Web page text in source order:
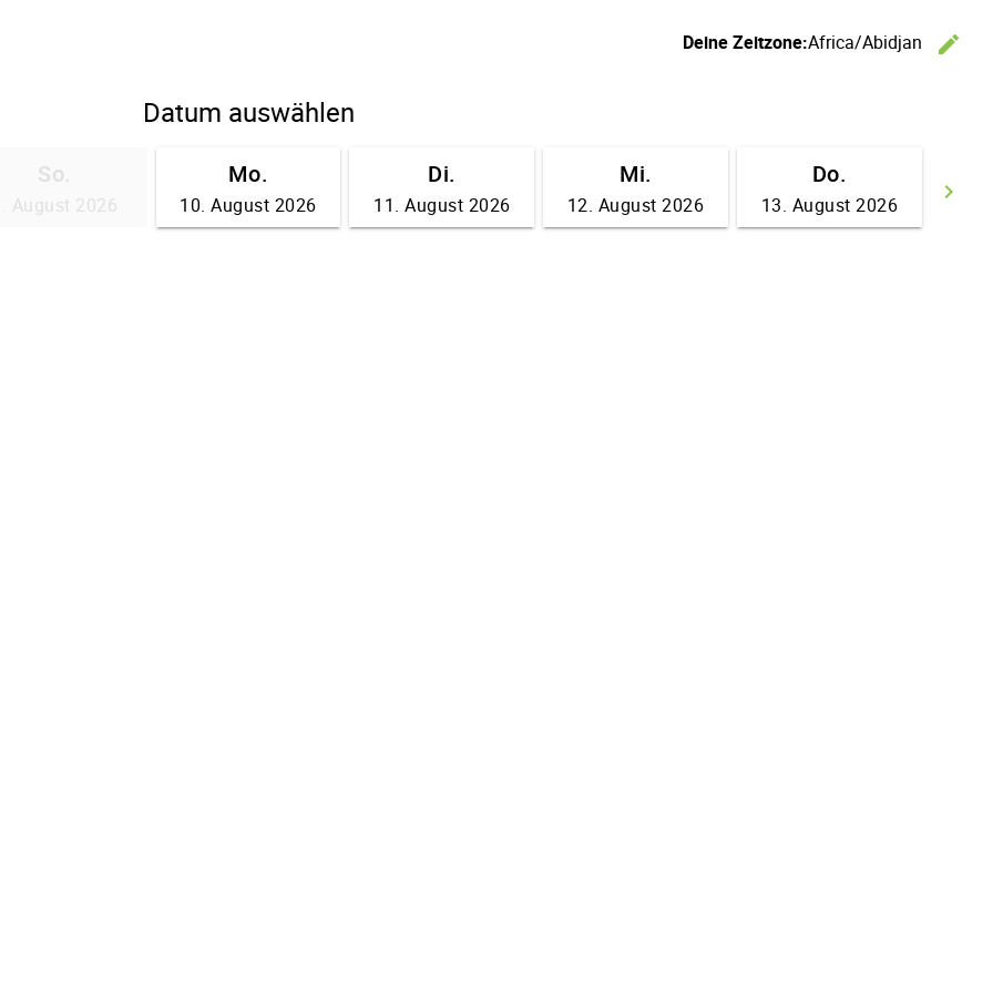
Deine Zeitzone:Africa/Abidjan
edit
Datum auswählen
keyboard_arrow_right
So.
August 2026
Mo.
10. August 2026
Di.
11. August 2026
Mi.
12. August 2026
Do.
13. August 2026